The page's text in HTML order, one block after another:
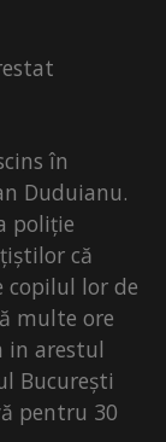
în
Duduianu.
poliție
că
copilul lor de
multe ore
in arestul
București
pentru 30